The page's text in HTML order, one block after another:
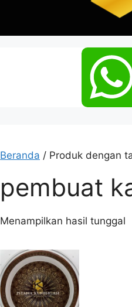
Beranda / Produk dengan
pembuat
Menampilkan hasil tunggal